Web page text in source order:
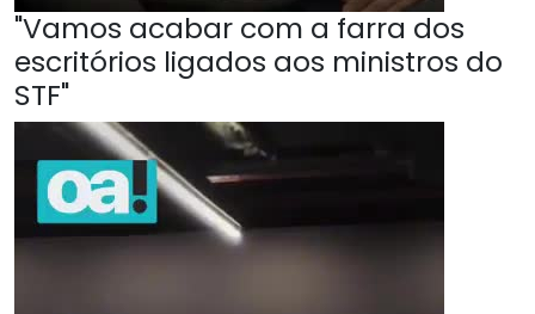
"Vamos acabar com a farra dos
escritórios ligados aos ministros do
STF"